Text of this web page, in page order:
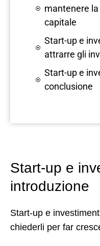
mantenere
capitale
Start-up e
attrarre gli
Start-up e
conclusione
Start-up e
introduzione
Start-up e
chiederli per far